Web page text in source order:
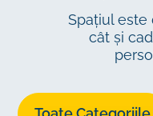
Spațiul este
cât și